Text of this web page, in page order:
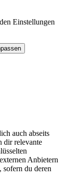
Einstellungen
auch abseits
dir relevante
Anbietern
sofern du deren